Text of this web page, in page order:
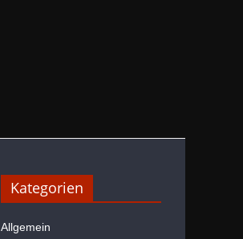
Kategorien
Allgemein